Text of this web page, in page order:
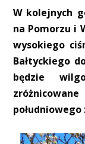
W kolejnych
na Pomorzu i
wysokiego
Bałtyckiego
będzie
południowego